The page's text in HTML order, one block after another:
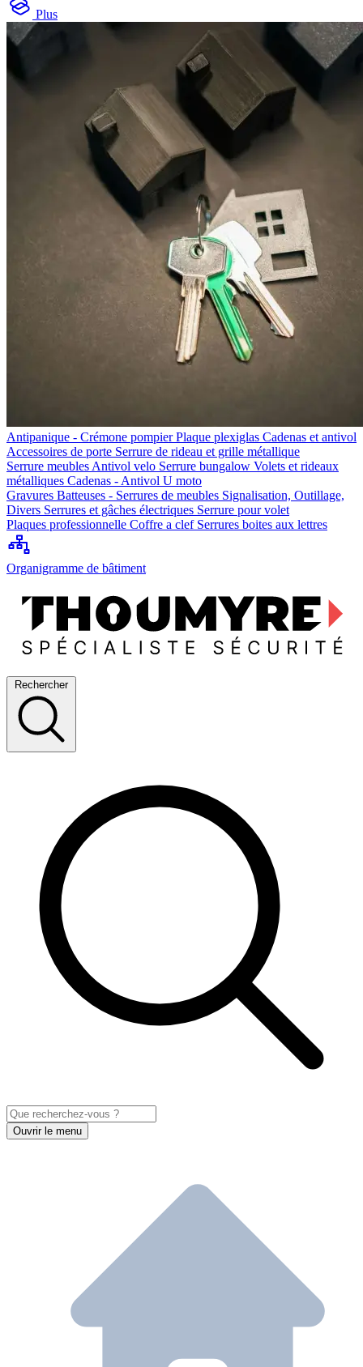
Plus
Antipanique - Crémone pompierPlaque plexiglas Cadenas et antivol
Accessoires de porte Serrure de rideau et grille métallique
Serrure meubles Antivol velo Serrure bungalow Volets et rideaux
métalliques Cadenas - Antivol U moto
Gravures Batteuses - Serrures de meubles Signalisation, Outillage,
Divers Serrures et gâches électriques Serrure pour volet
Plaques professionnelle Coffre a clef Serrures boites aux lettres
Organigramme de bâtiment
Rechercher
Ouvrir le menu